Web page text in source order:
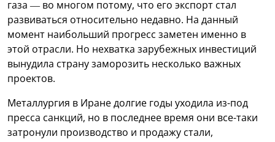
газа — во многом потому, что его экспорт стал
развиваться относительно недавно. На данный
момент наибольший прогресс заметен именно в
этой отрасли. Но нехватка зарубежных инвестиций
вынудила страну заморозить несколько важных
проектов.
Металлургия в Иране долгие годы уходила из-под
пресса санкций, но в последнее время они все-таки
затронули производство и продажу стали,